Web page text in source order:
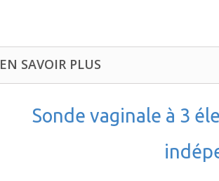
EN SAVOIR PLUS
Sonde vaginale à 3